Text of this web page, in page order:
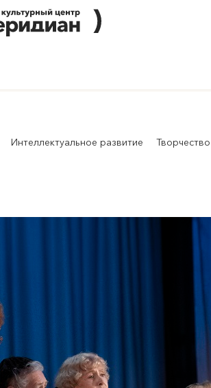
Интеллектуальное развитие Творчество